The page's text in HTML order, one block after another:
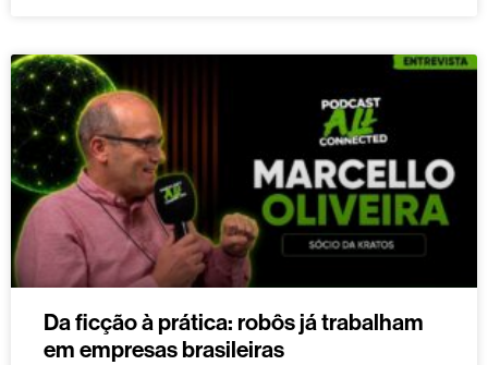
Da ficção à prática: robôs já trabalham
em empresas brasileiras